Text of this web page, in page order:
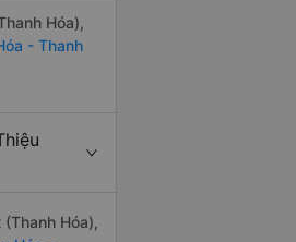
Hóa),
- Thanh
Hóa),